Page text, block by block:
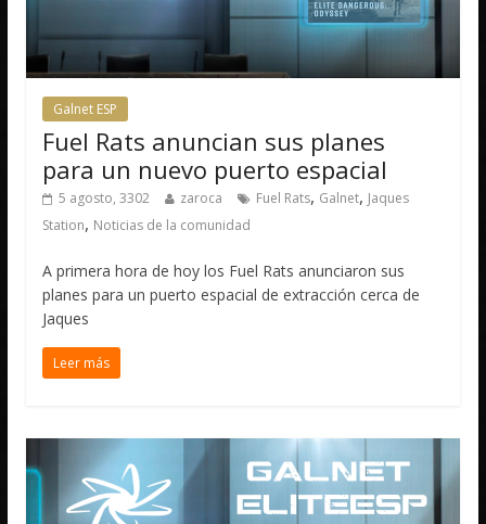
Galnet ESP
Fuel Rats anuncian sus planes
para un nuevo puerto espacial
5 agosto, 3302 zaroca Fuel Rats, Galnet, Jaques
Station, Noticias de la comunidad
A primera hora de hoy los Fuel Rats anunciaron sus
planes para un puerto espacial de extracción cerca de
Jaques
Leer más